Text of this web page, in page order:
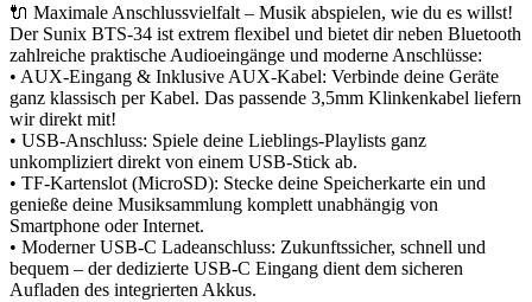
🔌 Maximale Anschlussvielfalt – Musik abspielen, wie du es willst!
Der Sunix BTS-34 ist extrem flexibel und bietet dir neben Bluetooth
zahlreiche praktische Audioeingänge und moderne Anschlüsse:
• AUX-Eingang & Inklusive AUX-Kabel: Verbinde deine Geräte
ganz klassisch per Kabel. Das passende 3,5mm Klinkenkabel liefern
wir direkt mit!
• USB-Anschluss: Spiele deine Lieblings-Playlists ganz
unkompliziert direkt von einem USB-Stick ab.
• TF-Kartenslot (MicroSD): Stecke deine Speicherkarte ein und
genieße deine Musiksammlung komplett unabhängig von
Smartphone oder Internet.
• Moderner USB-C Ladeanschluss: Zukunftssicher, schnell und
bequem – der dedizierte USB-C Eingang dient dem sicheren
Aufladen des integrierten Akkus.